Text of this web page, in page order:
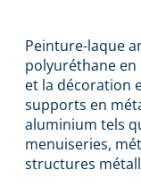
Peinture-laque
polyuréthane
et la décoration
supports en
aluminium tels
menuiseries,
structures